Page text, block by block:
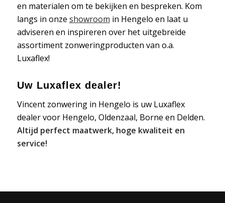
en materialen om te bekijken en bespreken. Kom
langs in onze showroom in Hengelo en laat u
adviseren en inspireren over het uitgebreide
assortiment zonweringproducten van o.a.
Luxaflex!
Uw Luxaflex dealer!
Vincent zonwering in Hengelo is uw Luxaflex
dealer voor Hengelo, Oldenzaal, Borne en Delden.
Altijd perfect maatwerk, hoge kwaliteit en
service!